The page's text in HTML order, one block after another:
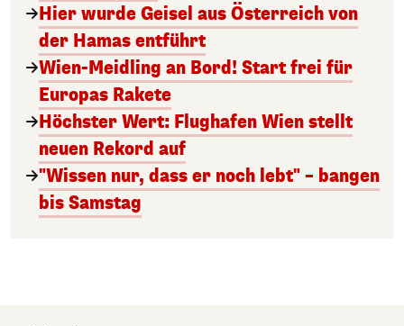
Hier wurde Geisel aus Österreich von
der Hamas entführt
Wien-Meidling an Bord! Start frei für
Europas Rakete
Höchster Wert: Flughafen Wien stellt
neuen Rekord auf
"Wissen nur, dass er noch lebt" – bangen
bis Samstag